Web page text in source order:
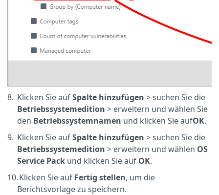
8. Klicken Sie aufSpalte hinzufügen > suchen Sie die
Betriebssystemedition > erweitern und wählen Sie
den Betriebssystemnamen und klicken Sie aufOK.
9. Klicken Sie aufSpalte hinzufügen > suchen Sie die
Betriebssystemedition > erweitern und wählen OS
Service Pack und klicken Sie auf OK.
10.Klicken Sie auf Fertig stellen, um die
Berichtsvorlage zu speichern.